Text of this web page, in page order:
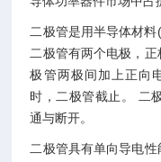
二极管是用半导体材料
二极管有两个电极，
极管两极间加上正向
时，二极管截止。 二
通与断开。
二极管具有单向导电